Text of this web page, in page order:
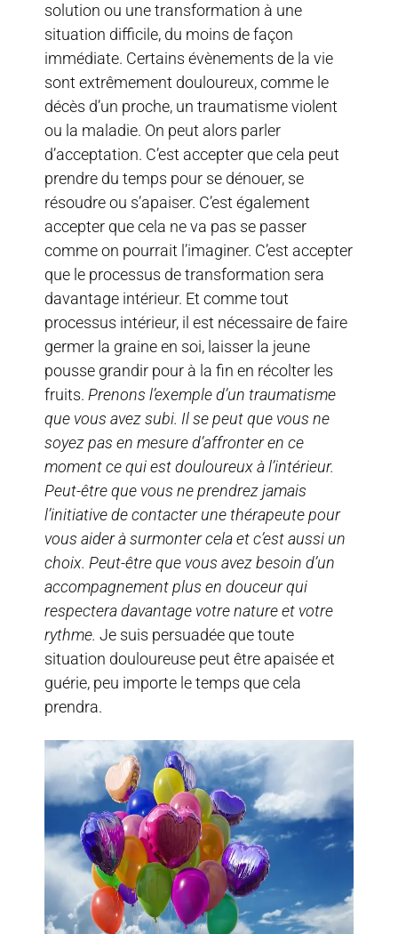
solution ou une transformation à une
situation difficile, du moins de façon
immédiate. Certains évènements de la vie
sont extrêmement douloureux, comme le
décès d’un proche, un traumatisme violent
ou la maladie. On peut alors parler
d’acceptation. C’est accepter que cela peut
prendre du temps pour se dénouer, se
résoudre ou s’apaiser. C’est également
accepter que cela ne va pas se passer
comme on pourrait l’imaginer. C’est accepter
que le processus de transformation sera
davantage intérieur. Et comme tout
processus intérieur, il est nécessaire de faire
germer la graine en soi, laisser la jeune
pousse grandir pour à la fin en récolter les
fruits. Prenons l’exemple d’un traumatisme
que vous avez subi. Il se peut que vous ne
soyez pas en mesure d’affronter en ce
moment ce qui est douloureux à l’intérieur.
Peut-être que vous ne prendrez jamais
l’initiative de contacter une thérapeute pour
vous aider à surmonter cela et c’est aussi un
choix. Peut-être que vous avez besoin d’un
accompagnement plus en douceur qui
respectera davantage votre nature et votre
rythme. Je suis persuadée que toute
situation douloureuse peut être apaisée et
guérie, peu importe le temps que cela
prendra.